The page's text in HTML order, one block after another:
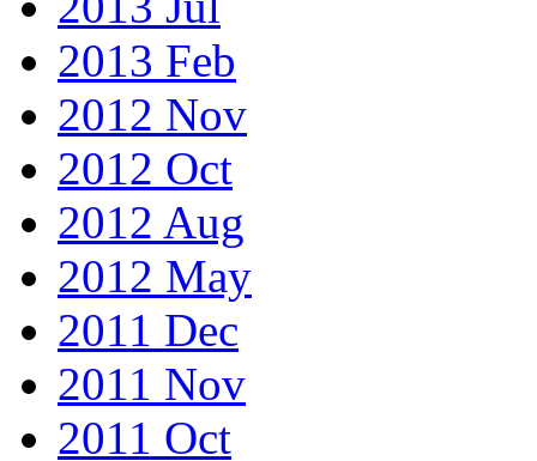
2013 Feb
2012 Nov
2012 Oct
2012 Aug
2012 May
2011 Dec
2011 Nov
2011 Oct